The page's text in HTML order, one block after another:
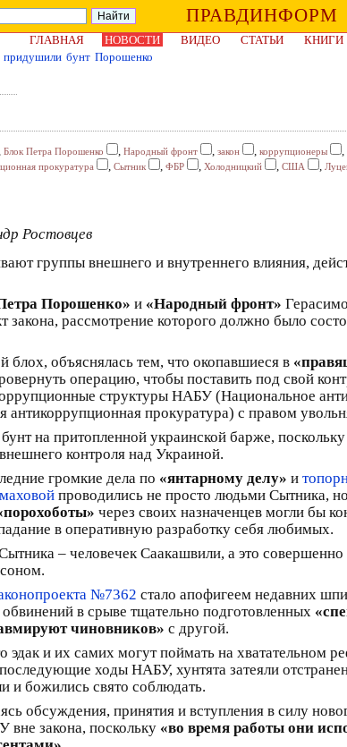
ПРАВДИНФОРМ
ГЛАВНАЯ
НОВОСТИ ВИДЕО СТАТЬИ КНИГИ
бунт Порошенко
Блок Петра Порошенко , Народный фронт , закон , коррупционеры ,
прокуратура , Сытник , ФБР , Холодницкий , США ,
Ростовцев
группы внешнего и внутреннего влияния,
Порошенко» и «Народный фронт»
рассмотрение которого должно было
объяснялась тем, что окопавшиеся в
операцию, чтобы поставить под свой
структуры НАБУ (Национальное
прокуратура) с правом
бунт на притопленной украинской барже,
контроля над Украиной.
громкие дела по «янтарному делу» и
проводились не просто людьми Сытника,
через своих назначенцев могли бы
в оперативную разработку себя любимых.
– человечек Саакашвили, а это
№7362 стало апофигеем недавних
в срыве тщательно подготовленных
чиновников» с другой.
эдак и их самих могут поймать на хватательном
ходы НАБУ, хунтята затеяли
и божились свято соблюдать.
обсуждения, принятия и вступления в силу
вне закона, поскольку «во время работы они